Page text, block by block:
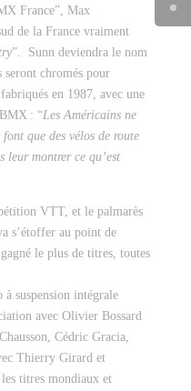
France”, Max
de la France vraiment
”. Sunn deviendra le nom
seront chromés pour
en 1987, avec une
: “Les Américains ne
que des vélos de route
leur montrer ce qu’est
VTT, et le palmarès
s’étoffer au point de
le plus de titres, toutes
à suspension intégrale
avec Olivier Bossard
Cédric Gracia,
Thierry Girard et
titres mondiaux et